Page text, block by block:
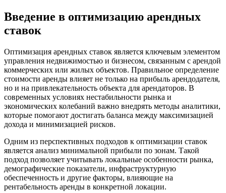
Введение в оптимизацию арендных
ставок
Оптимизация арендных ставок является ключевым элементом
управления недвижимостью и бизнесом, связанным с арендой
коммерческих или жилых объектов. Правильное определение
стоимости аренды влияет не только на прибыль арендодателя,
но и на привлекательность объекта для арендаторов. В
современных условиях нестабильности рынка и
экономических колебаний важно внедрять методы аналитики,
которые помогают достигать баланса между максимизацией
дохода и минимизацией рисков.
Одним из перспективных подходов к оптимизации ставок
является анализ минимальной прибыли по зонам. Такой
подход позволяет учитывать локальные особенности рынка,
демографические показатели, инфраструктурную
обеспеченность и другие факторы, влияющие на
рентабельность аренды в конкретной локации.